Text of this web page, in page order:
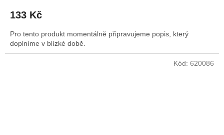
133 Kč
Pro tento produkt momentálně připravujeme popis, který
doplníme v blízké době.
Kód: 620086